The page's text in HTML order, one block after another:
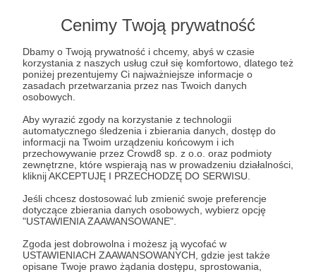
Cenimy Twoją prywatność
Dbamy o Twoją prywatność i chcemy, abyś w czasie
korzystania z naszych usług czuł się komfortowo, dlatego też
poniżej prezentujemy Ci najważniejsze informacje o
zasadach przetwarzania przez nas Twoich danych
osobowych.
Aby wyrazić zgody na korzystanie z technologii
automatycznego śledzenia i zbierania danych, dostęp do
informacji na Twoim urządzeniu końcowym i ich
przechowywanie przez Crowd8 sp. z o.o. oraz podmioty
zewnętrzne, które wspierają nas w prowadzeniu działalności,
kliknij AKCEPTUJĘ I PRZECHODZĘ DO SERWISU.
Jeśli chcesz dostosować lub zmienić swoje preferencje
dotyczące zbierania danych osobowych, wybierz opcję
"USTAWIENIA ZAAWANSOWANE".
Zgoda jest dobrowolna i możesz ją wycofać w
USTAWIENIACH ZAAWANSOWANYCH, gdzie jest także
opisane Twoje prawo żądania dostępu, sprostowania,
Post dostępny tylko dla Patronów
Aby zobaczyć ten materiał musisz być zalogowany
Zaloguj się
karton ciacho zaginione utwory zagi
Udostępnij